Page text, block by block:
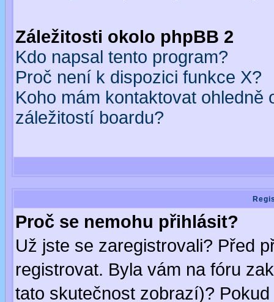
Záležitosti okolo phpBB 2
Kdo napsal tento program?
Proč není k dispozici funkce X?
Koho mám kontaktovat
záležitostí boardu?
Proč se nemohu přihlásit?
Už jste se zaregistrovali? Před
registrovat. Byla vám na fóru
tato skutečnost zobrazí)?